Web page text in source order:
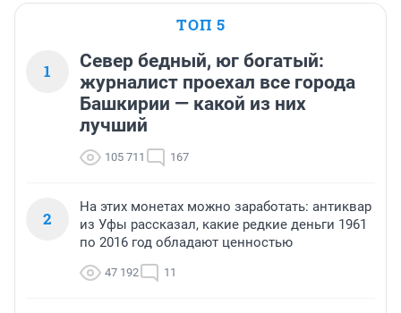
ТОП 5
1
Север бедный, юг богатый:
журналист проехал все города
Башкирии — какой из них
лучший
105 711 167
2
На этих монетах можно заработать: антиквар
из Уфы рассказал, какие редкие деньги 1961
по 2016 год обладают ценностью
47 192 11